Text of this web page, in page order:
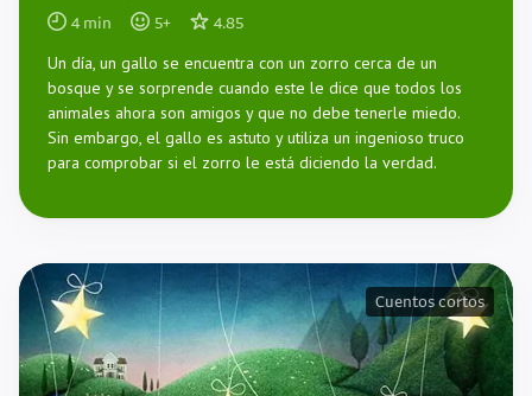
4min 5+ 4.85
Un día, un gallo se encuentra con un zorro cerca de un
bosque y se sorprende cuando este le dice que todos los
animales ahora son amigos y que no debe tenerle miedo.
Sin embargo, el gallo es astuto y utiliza un ingenioso truco
para comprobar si el zorro le está diciendo la verdad.
Cuentos cortos